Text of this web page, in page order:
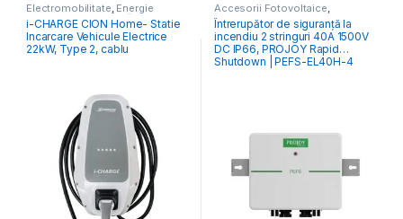
Electromobilitate Energie
Alternativa ,Stații Încărcare
Vehicule Electrice
i-CHARGE CION Home- Statie
Incarcare Vehicule Electrice
22kW, Type 2, cablu
Accesorii Fotovoltaice
Monitorizare & Control PV
Întrerupător de siguranță la
incendiu 2 stringuri 40A 1500V
DC IP66, PROJOY Rapid
Shutdown | PEFS-EL40H-4